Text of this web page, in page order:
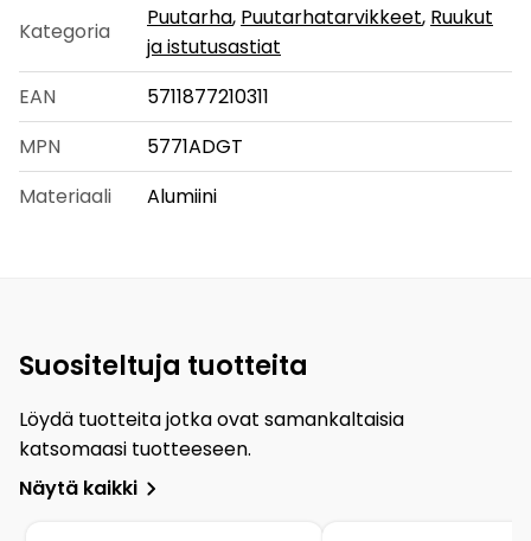
Kategoria
Puutarha, Puutarhatarvikkeet, Ruukut
ja istutusastiat
EAN
5711877210311
MPN
5771ADGT
Materiaali
Alumiini
Suositeltuja tuotteita
Löydä tuotteita jotka ovat samankaltaisia
katsomaasi tuotteeseen.
Näytä kaikki